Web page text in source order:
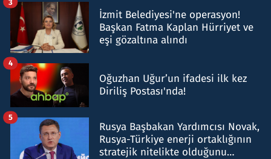
İzmit Belediyesi'ne operasyon!
Başkan Fatma Kaplan Hürriyet ve
eşi gözaltına alındı
Oğuzhan Uğur’un ifadesi ilk kez
Diriliş Postası'nda!
4
Rusya Başbakan Yardımcısı Novak,
Rusya-Türkiye enerji ortaklığının
stratejik nitelikte olduğunu
5